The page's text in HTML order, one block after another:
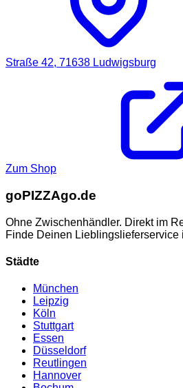
Straße 42, 71638 Ludwigsburg
Zum Shop
goPIZZAgo.de
Ohne Zwischenhändler. Direkt im
Finde Deinen Lieblingslieferservice
Städte
München
Leipzig
Köln
Stuttgart
Essen
Düsseldorf
Reutlingen
Hannover